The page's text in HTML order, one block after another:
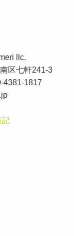
llc.
区七軒241-3
4381-1817
記